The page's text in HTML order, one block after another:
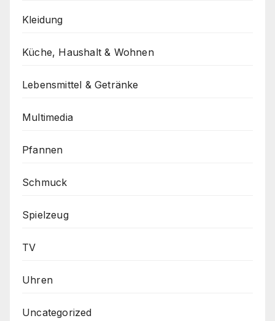
Kleidung
Küche, Haushalt & Wohnen
Lebensmittel & Getränke
Multimedia
Pfannen
Schmuck
Spielzeug
TV
Uhren
Uncategorized